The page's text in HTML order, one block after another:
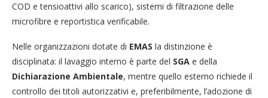
COD e tensioattivi allo scarico), sistemi di filtrazione delle
microfibre e reportistica verificabile.
Nelle organizzazioni dotate di EMAS la distinzione è
disciplinata: il lavaggio interno è parte del SGA e della
Dichiarazione Ambientale, mentre quello esterno richiede il
controllo dei titoli autorizzativi e, preferibilmente, l’adozione di